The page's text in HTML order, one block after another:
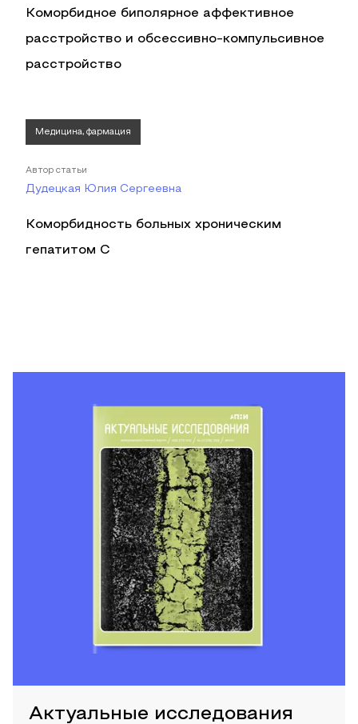
Коморбидное биполярное аффективное
расстройство и обсессивно-компульсивное
расстройство
Медицина, фармация
Автор статьи
Дудецкая Юлия Сергеевна
Коморбидность больных хроническим
гепатитом С
Актуальные исследования